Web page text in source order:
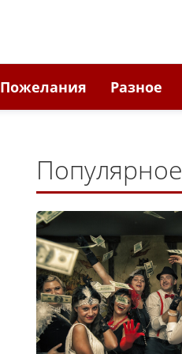
Пожелания Разное
Популярное